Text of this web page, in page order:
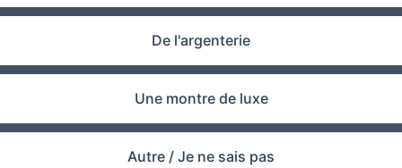
De l'argenterie
Une montre de luxe
Autre / Je ne sais pas